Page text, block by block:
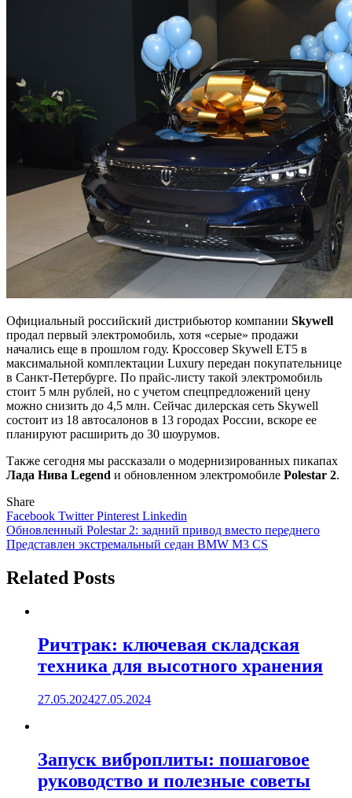
Официальный российский дистрибьютор компании Skywell
продал первый электромобиль, хотя «серые» продажи
начались еще в прошлом году. Кроссовер Skywell ET5 в
максимальной комплектации Luxury передан покупательнице
в Санкт-Петербурге. По прайс-листу такой электромобиль
стоит 5 млн рублей, но с учетом спецпредложений цену
можно снизить до 4,5 млн. Сейчас дилерская сеть Skywell
состоит из 18 автосалонов в 13 городах России, вскоре ее
планируют расширить до 30 шоурумов.
Также сегодня мы рассказали о модернизированных пикапах
Лада Нива Legend и обновленном электромобиле Polestar 2.
Share
Facebook TwitterPinterest Linkedin
Навигация
по
записям
Обновленный Polestar 2: задний привод вместо переднего
Представлен экстремальный седан BMW M3 CS
Related Posts
Ричтрак: ключевая складская
техника для высотного хранения
27.05.202427.05.2024
Запуск виброплиты: пошаговое
руководство и полезные советы